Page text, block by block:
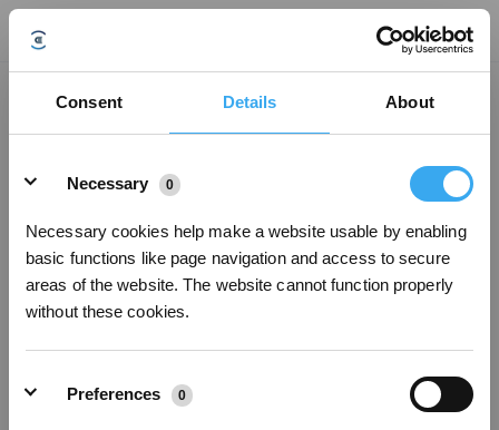
Consent Details About
Necessary
0
Necessary cookies help make a website usable by enabling
basic functions like page navigation and access to secure
areas of the website. The website cannot function properly
without these cookies.
Preferences 0
Éviter d'utiliser des sprays ou une solution de nettoyage pour ne pas
endommager la GOAT.
Cet article vous a-t-il été utile ?